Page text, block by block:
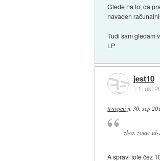
Glede na to, da
navaden
Tudi sam gledam
LP
jest10
:: 1. okt
trnvpetije 30. sep
zbox zotac
A spravi tole čez